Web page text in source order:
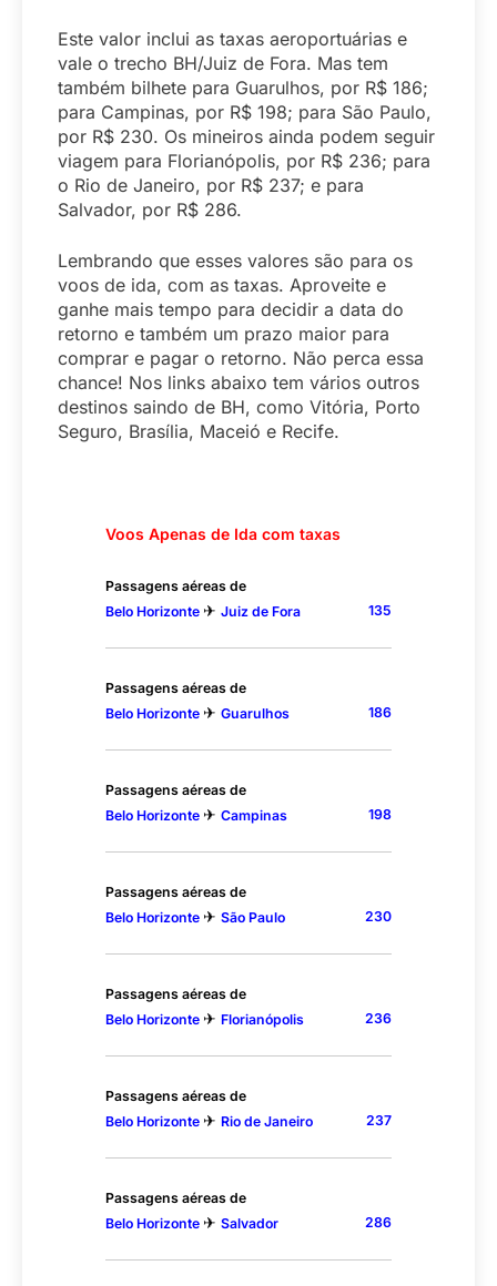
Este valor inclui as taxas aeroportuárias e
vale o trecho BH/Juiz de Fora. Mas tem
também bilhete para Guarulhos, por R$ 186;
para Campinas, por R$ 198; para São Paulo,
por R$ 230. Os mineiros ainda podem seguir
viagem para Florianópolis, por R$ 236; para
o Rio de Janeiro, por R$ 237; e para
Salvador, por R$ 286.
Lembrando que esses valores são para os
voos de ida, com as taxas. Aproveite e
ganhe mais tempo para decidir a data do
retorno e também um prazo maior para
comprar e pagar o retorno. Não perca essa
chance! Nos links abaixo tem vários outros
destinos saindo de BH, como Vitória, Porto
Seguro, Brasília, Maceió e Recife.
Voos Apenas de Ida com taxas
Passagens aéreas de
Belo Horizonte ✈ Juiz de Fora 135
Passagens aéreas de
Belo Horizonte ✈ Guarulhos 186
Passagens aéreas de
Belo Horizonte ✈ Campinas 198
Passagens aéreas de
Belo Horizonte ✈ São Paulo 230
Passagens aéreas de
Belo Horizonte ✈ Florianópolis 236
Passagens aéreas de
Belo Horizonte ✈ Rio de Janeiro 237
Passagens aéreas de
Belo Horizonte ✈ Salvador 286